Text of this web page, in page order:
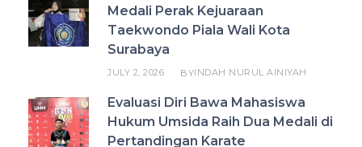
Medali Perak Kejuaraan
Taekwondo Piala Wali Kota
Surabaya
JULY 2, 2026 BYINDAH NURUL AINIYAH
Evaluasi Diri Bawa Mahasiswa
Hukum Umsida Raih Dua Medali di
Pertandingan Karate